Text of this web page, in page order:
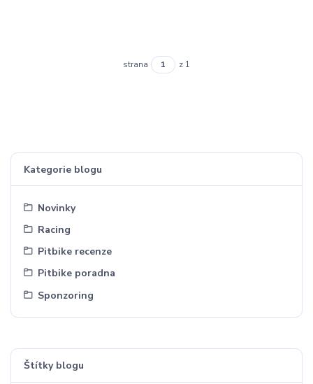
Kategorie blogu
Novinky
Racing
Pitbike recenze
Pitbike poradna
Sponzoring
Štítky blogu
strana z 1